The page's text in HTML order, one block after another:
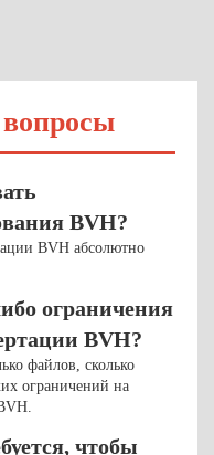
BVH?
BVH абсолютно
ограничения
BVH?
файлов, сколько
ограничений на
чтобы